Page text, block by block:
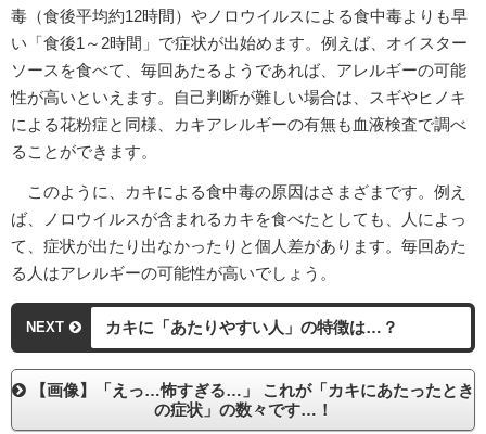
毒（食後平均約12時間）やノロウイルスによる食中毒よりも早
い「食後1～2時間」で症状が出始めます。例えば、オイスター
ソースを食べて、毎回あたるようであれば、アレルギーの可能
性が高いといえます。自己判断が難しい場合は、スギやヒノキ
による花粉症と同様、カキアレルギーの有無も血液検査で調べ
ることができます。
このように、カキによる食中毒の原因はさまざまです。例え
ば、ノロウイルスが含まれるカキを食べたとしても、人によっ
て、症状が出たり出なかったりと個人差があります。毎回あた
る人はアレルギーの可能性が高いでしょう。
NEXT カキに「あたりやすい人」の特徴は…？
【画像】「えっ…怖すぎる…」 これが「カキにあたったとき
の症状」の数々です…！